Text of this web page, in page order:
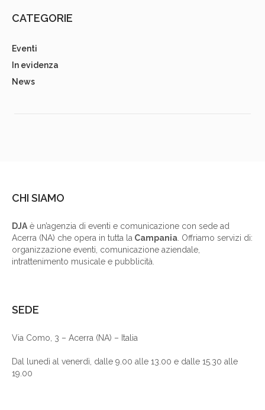
CATEGORIE
Eventi
In evidenza
News
CHI SIAMO
DJAè un’agenzia di eventi e comunicazione con sede ad
Acerra (NA) che opera in tutta la Campania. Offriamo servizi di:
organizzazione eventi, comunicazione aziendale,
intrattenimento musicale e pubblicità.
SEDE
Via Como, 3 – Acerra (NA) – Italia
Dal lunedì al venerdì, dalle 9.00 alle 13.00 e dalle 15.30 alle
19.00